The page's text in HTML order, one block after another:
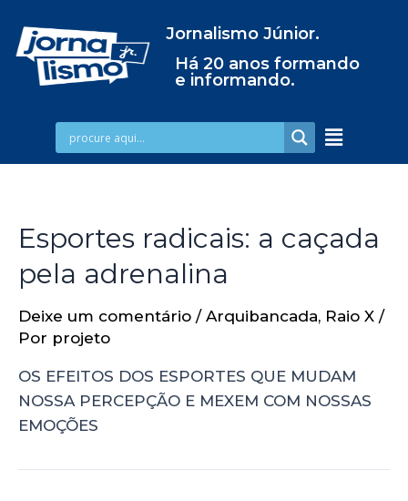
Jornalismo Júnior.
Há 20 anos formando
e informando.
Esportes radicais: a caçada
pela adrenalina
Deixe um comentário / Arquibancada, Raio X /
Por projeto
OS EFEITOS DOS ESPORTES QUE MUDAM
NOSSA PERCEPÇÃO E MEXEM COM NOSSAS
EMOÇÕES